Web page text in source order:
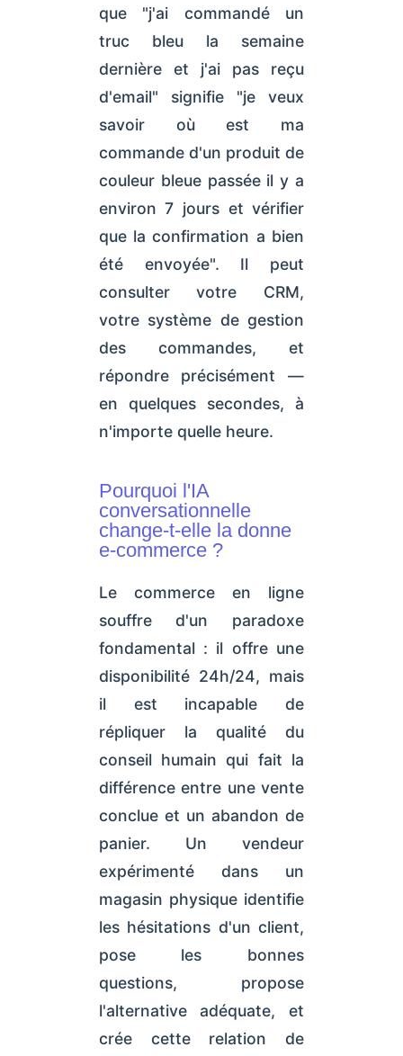
que "j'ai commandé un
truc bleu la semaine
dernière et j'ai pas reçu
d'email" signifie "je veux
savoir où est ma
commande d'un produit de
couleur bleue passée il y a
environ 7 jours et vérifier
que la confirmation a bien
été envoyée". Il peut
consulter votre CRM,
votre système de gestion
des commandes, et
répondre précisément —
en quelques secondes, à
n'importe quelle heure.
Pourquoi l'IA
conversationnelle
change-t-elle la donne
e-commerce ?
Le commerce en ligne
souffre d'un paradoxe
fondamental : il offre une
disponibilité 24h/24, mais
il est incapable de
répliquer la qualité du
conseil humain qui fait la
différence entre une vente
conclue et un abandon de
panier. Un vendeur
expérimenté dans un
magasin physique identifie
les hésitations d'un client,
pose les bonnes
questions, propose
l'alternative adéquate, et
crée cette relation de